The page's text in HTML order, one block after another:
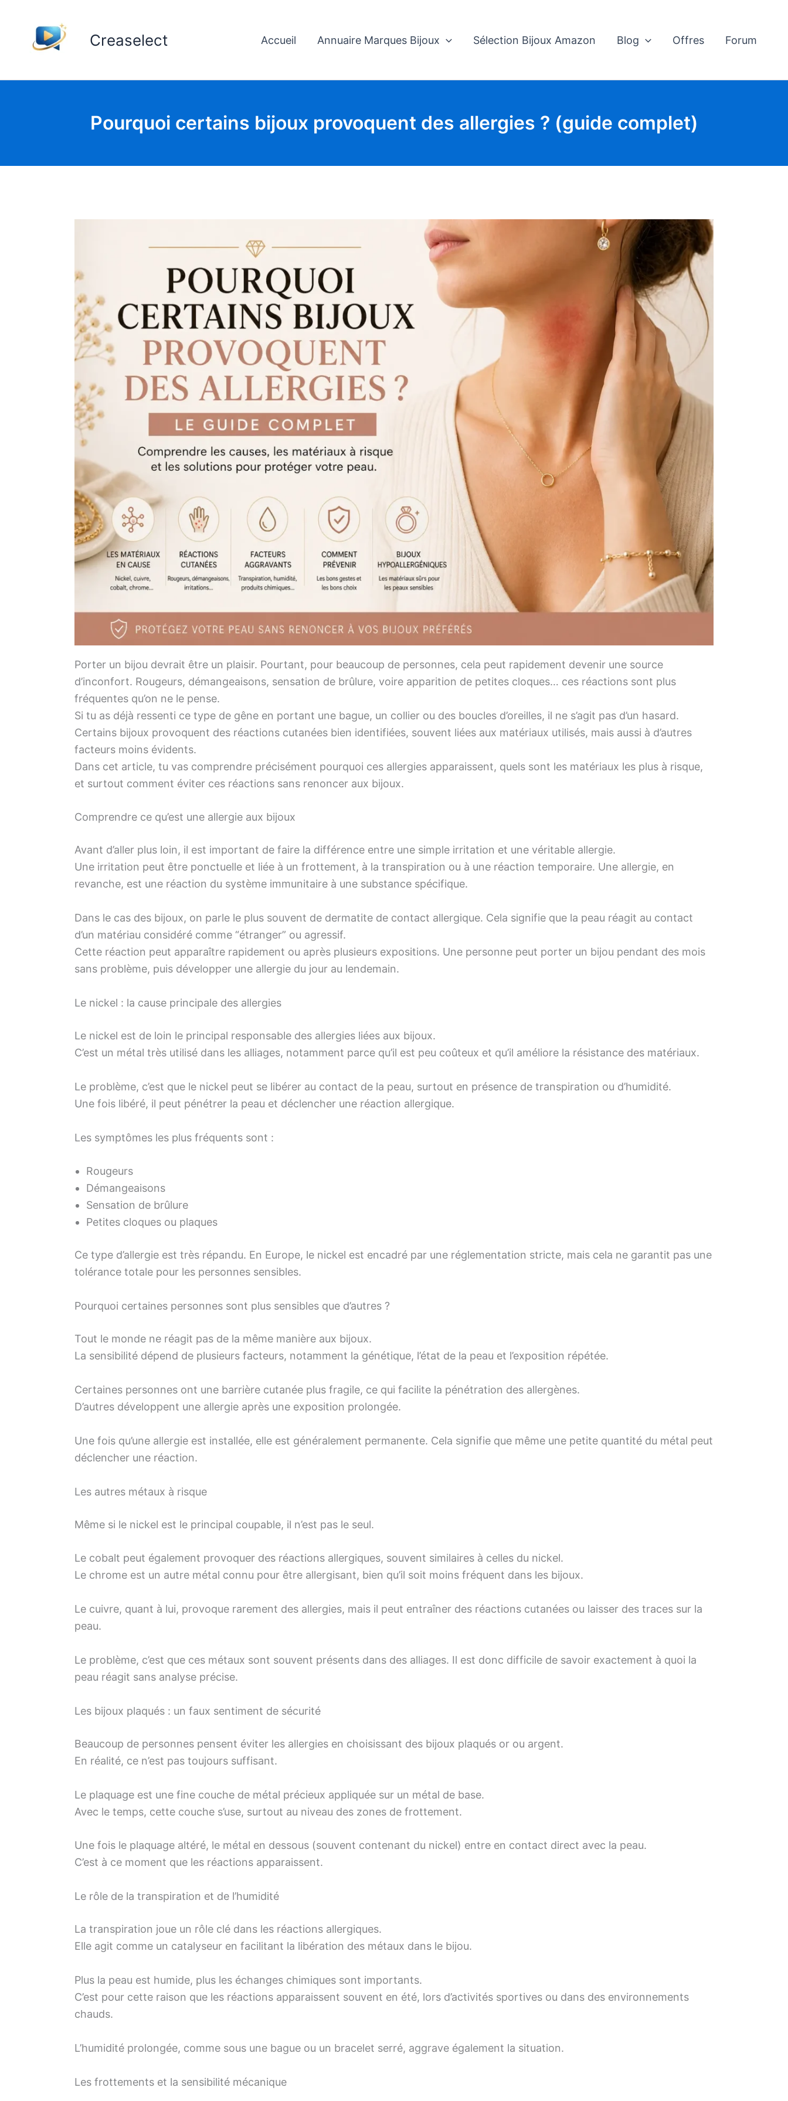
contenu
Creaselect Accueil Annuaire Marques Bijoux Sélection Bijoux Amazon Blog Offres Forum
Pourquoi certains bijoux provoquent des allergies ? (guide complet)
Porter un bijou devrait être un plaisir. Pourtant, pour beaucoup de personnes, cela peut rapidement devenir une source
d’inconfort. Rougeurs, démangeaisons, sensation de brûlure, voire apparition de petites cloques… ces réactions sont plus
fréquentes qu’on ne le pense.
Si tu as déjà ressenti ce type de gêne en portant une bague, un collier ou des boucles d’oreilles, il ne s’agit pas d’un hasard.
Certains bijoux provoquent des réactions cutanées bien identifiées, souvent liées aux matériaux utilisés, mais aussi à d’autres
facteurs moins évidents.
Dans cet article, tu vas comprendre précisément pourquoi ces allergies apparaissent, quels sont les matériaux les plus à risque,
et surtout comment éviter ces réactions sans renoncer aux bijoux.
Comprendre ce qu’est une allergie aux bijoux
Avant d’aller plus loin, il est important de faire la différence entre une simple irritation et une véritable allergie.
Une irritation peut être ponctuelle et liée à un frottement, à la transpiration ou à une réaction temporaire. Une allergie, en
revanche, est une réaction du système immunitaire à une substance spécifique.
Dans le cas des bijoux, on parle le plus souvent de dermatite de contact allergique. Cela signifie que la peau réagit au contact
d’un matériau considéré comme “étranger” ou agressif.
Cette réaction peut apparaître rapidement ou après plusieurs expositions. Une personne peut porter un bijou pendant des mois
sans problème, puis développer une allergie du jour au lendemain.
Le nickel : la cause principale des allergies
Le nickel est de loin le principal responsable des allergies liées aux bijoux.
C’est un métal très utilisé dans les alliages, notamment parce qu’il est peu coûteux et qu’il améliore la résistance des matériaux.
Le problème, c’est que le nickel peut se libérer au contact de la peau, surtout en présence de transpiration ou d’humidité.
Une fois libéré, il peut pénétrer la peau et déclencher une réaction allergique.
Les symptômes les plus fréquents sont :
Rougeurs
Démangeaisons
Sensation de brûlure
Petites cloques ou plaques
Ce type d’allergie est très répandu. En Europe, le nickel est encadré par une réglementation stricte, mais cela ne garantit pas une
tolérance totale pour les personnes sensibles.
Pourquoi certaines personnes sont plus sensibles que d’autres ?
Tout le monde ne réagit pas de la même manière aux bijoux.
La sensibilité dépend de plusieurs facteurs, notamment la génétique, l’état de la peau et l’exposition répétée.
Certaines personnes ont une barrière cutanée plus fragile, ce qui facilite la pénétration des allergènes.
D’autres développent une allergie après une exposition prolongée.
Une fois qu’une allergie est installée, elle est généralement permanente. Cela signifie que même une petite quantité du métal peut
déclencher une réaction.
Les autres métaux à risque
Même si le nickel est le principal coupable, il n’est pas le seul.
Le cobalt peut également provoquer des réactions allergiques, souvent similaires à celles du nickel.
Le chrome est un autre métal connu pour être allergisant, bien qu’il soit moins fréquent dans les bijoux.
Le cuivre, quant à lui, provoque rarement des allergies, mais il peut entraîner des réactions cutanées ou laisser des traces sur la
peau.
Le problème, c’est que ces métaux sont souvent présents dans des alliages. Il est donc difficile de savoir exactement à quoi la
peau réagit sans analyse précise.
Les bijoux plaqués : un faux sentiment de sécurité
Beaucoup de personnes pensent éviter les allergies en choisissant des bijoux plaqués or ou argent.
En réalité, ce n’est pas toujours suffisant.
Le plaquage est une fine couche de métal précieux appliquée sur un métal de base.
Avec le temps, cette couche s’use, surtout au niveau des zones de frottement.
Une fois le plaquage altéré, le métal en dessous (souvent contenant du nickel) entre en contact direct avec la peau.
C’est à ce moment que les réactions apparaissent.
Le rôle de la transpiration et de l’humidité
La transpiration joue un rôle clé dans les réactions allergiques.
Elle agit comme un catalyseur en facilitant la libération des métaux dans le bijou.
Plus la peau est humide, plus les échanges chimiques sont importants.
C’est pour cette raison que les réactions apparaissent souvent en été, lors d’activités sportives ou dans des environnements
chauds.
L’humidité prolongée, comme sous une bague ou un bracelet serré, aggrave également la situation.
Les frottements et la sensibilité mécanique